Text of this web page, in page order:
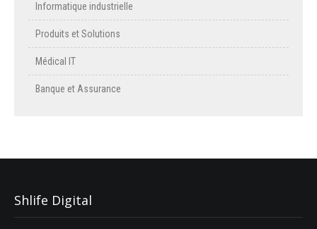
Informatique industrielle
Produits et Solutions
Médical IT
Banque et Assurance
Shlife Digital